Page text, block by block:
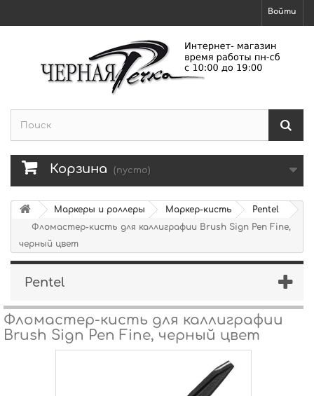
Войти
Корзина (пусто)
Маркеры и роллеры Маркер-кисть
Pentel
Фломастер-кисть для каллиграфии Brush Sign Pen Fine,
черный цвет
Pentel
Фломастер-кисть для каллиграфии
Brush Sign Pen Fine, черный цвет